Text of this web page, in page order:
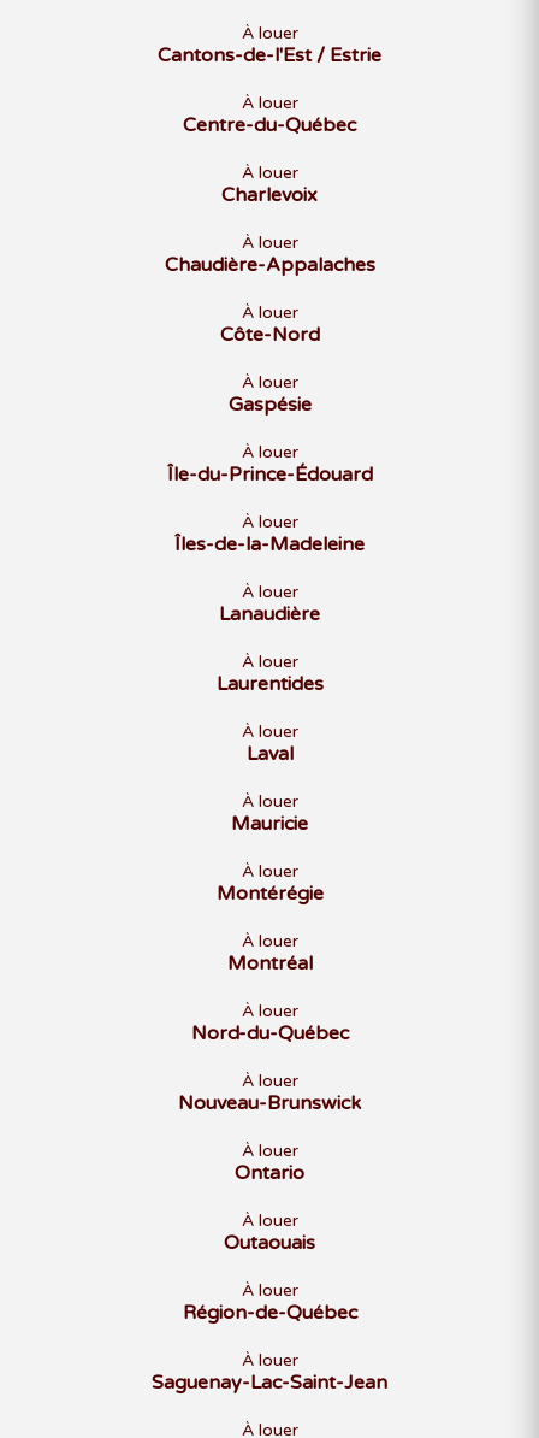
À louer
Cantons-de-l'Est / Estrie
À louer
Centre-du-Québec
À louer
Charlevoix
À louer
Chaudière-Appalaches
À louer
Côte-Nord
À louer
Gaspésie
À louer
Île-du-Prince-Édouard
À louer
Îles-de-la-Madeleine
À louer
Lanaudière
À louer
Laurentides
À louer
Laval
À louer
Mauricie
À louer
Montérégie
À louer
Montréal
À louer
Nord-du-Québec
À louer
Nouveau-Brunswick
À louer
Ontario
À louer
Outaouais
À louer
Région-de-Québec
À louer
Saguenay-Lac-Saint-Jean
À louer